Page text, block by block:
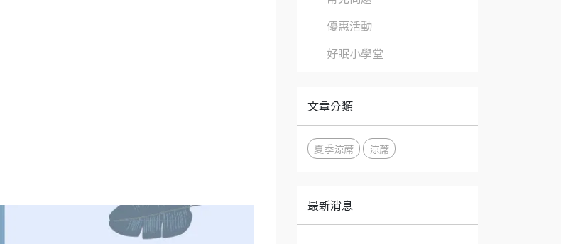
優惠活動
好眠小學堂
文章分類
夏季涼蓆 涼蓆
最新消息